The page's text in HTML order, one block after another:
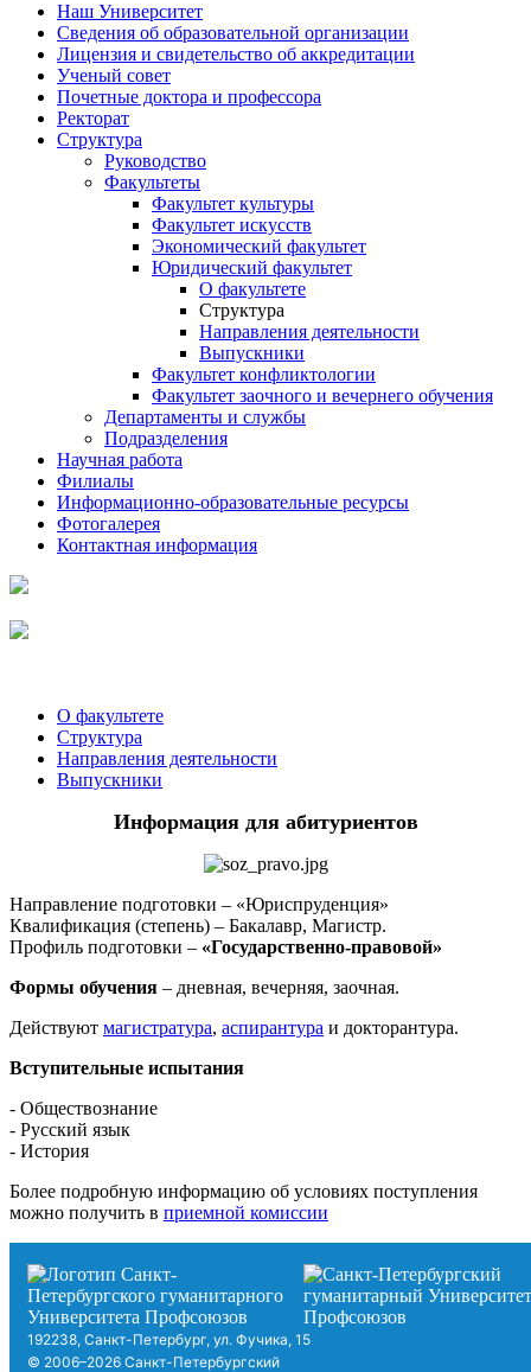
Наш Университет
Сведения об образовательной организации
Лицензия и свидетельство об аккредитации
Ученый совет
Почетные доктора и профессора
Ректорат
Структура
Руководство
Факультеты
Факультет культуры
Факультет искусств
Экономический факультет
Юридический факультет
О факультете
Структура
Направления деятельности
Выпускники
Факультет конфликтологии
Факультет заочного и вечернего обучения
Департаменты и службы
Подразделения
Научная работа
Филиалы
Информационно-образовательные ресурсы
Фотогалерея
Контактная информация
О факультете
Структура
Направления деятельности
Выпускники
Информация для абитуриентов
Направление подготовки – «Юриспруденция»
Квалификация (степень) – Бакалавр, Магистр.
Профиль подготовки – «Государственно-правовой»
Формы обучения – дневная, вечерняя, заочная.
Действуют магистратура, аспирантура и докторантура.
Вступительные испытания
- Обществознание
- Русский язык
- История
Более подробную информацию об условиях поступления
можно получить в приемной комиссии
192238, Санкт-Петербург, ул. Фучика, 15
© 2006–2026 Санкт-Петербургский